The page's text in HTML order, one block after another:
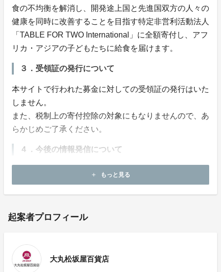
食の不均衡を解消し、開発途上国と先進国双方の人々の
健康を同時に改善することを目指す特定非営利活動法人
「TABLE FOR TWO International」に全額寄付し、アフ
リカ・アジアの子どもたちに給食を届けます。
３．受領証の発行について
本サイトで行われた募金に対しての受領証の発行はいた
しません。
また、税制上の寄付控除の対象にもなりませんので、あ
らかじめご了承ください。
４．今後の情報発信について
募金終了後、本サイト内にて活動の報告を行います。
add もっと見る
起案者プロフィール
大丸松坂屋百貨店